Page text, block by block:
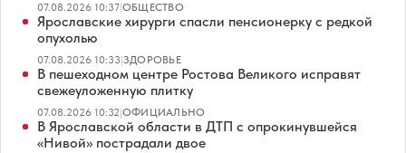
07.08.2026 10:37|ОБЩЕСТВО
Ярославские хирурги спасли пенсионерку с редкой
опухолью
07.08.2026 10:33|ЗДОРОВЬЕ
В пешеходном центре Ростова Великого исправят
свежеуложенную плитку
07.08.2026 10:32|ОФИЦИАЛЬНО
В Ярославской области в ДТП с опрокинувшейся
«Нивой» пострадали двое